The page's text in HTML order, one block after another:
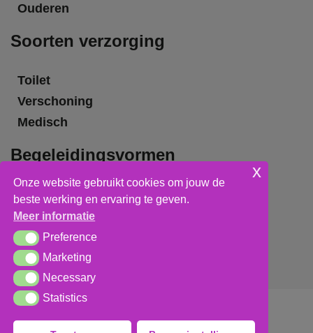
Ouderen
Soorten verzorging
Toilet
Verschoning
Medisch
Begeleidingsvormen
Grote groepsbegeleiding
Kleine groepsbegeleiding
Individuele begeleiding
cookieverklaring
Onze website gebruikt cookies om jouw de
beste werking en ervaring te geven.
Meer informatie
PreferencePreference
MarketingMarketing
NecessaryNecessary
StatisticsStatistics
x